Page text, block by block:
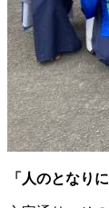
「人のとなり